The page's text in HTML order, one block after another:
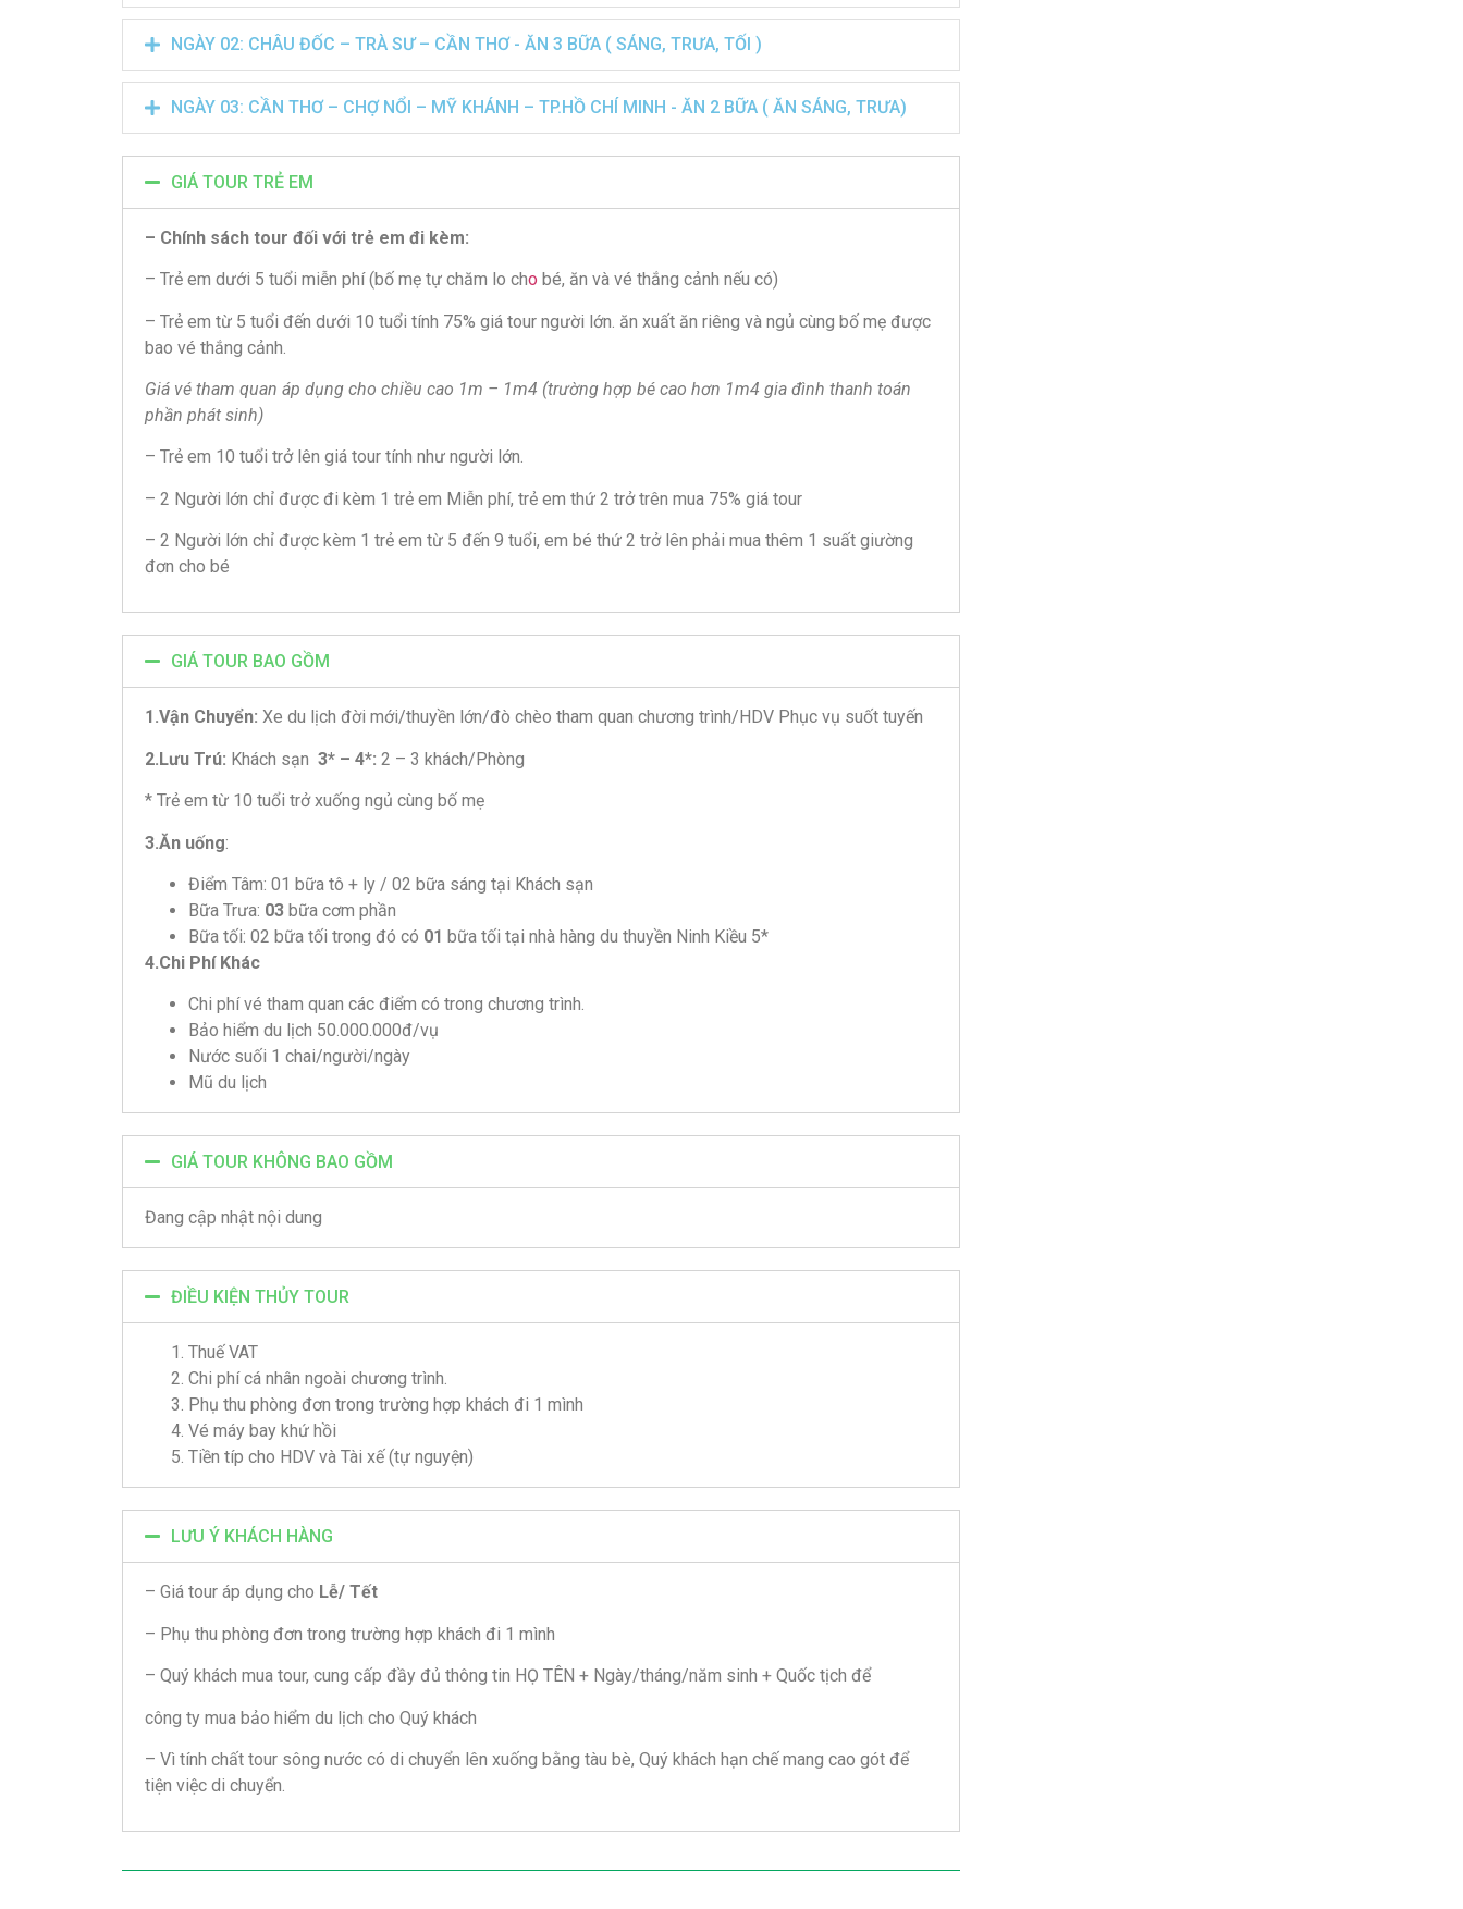
NGÀY 02: CHÂU ĐỐC – TRÀ SƯ – CẦN THƠ - ĂN 3 BỮA ( SÁNG, TRƯA, TỐI )
NGÀY 03: CẦN THƠ – CHỢ NỔI – MỸ KHÁNH – TP.HỒ CHÍ MINH - ĂN 2 BỮA ( ĂN SÁNG, TRƯA)
GIÁ TOUR TRẺ EM
– Chính sách tour đối với trẻ em đi kèm:
– Trẻ em dưới 5 tuổi miễn phí (bố mẹ tự chăm lo cho bé, ăn và vé thắng cảnh nếu có)
– Trẻ em từ 5 tuổi đến dưới 10 tuổi tính 75% giá tour người lớn. ăn xuất ăn riêng và ngủ cùng bố mẹ được
bao vé thắng cảnh.
Giá vé tham quan áp dụng cho chiều cao 1m – 1m4 (trường hợp bé cao hơn 1m4 gia đình thanh toán
phần phát sinh)
– Trẻ em 10 tuổi trở lên giá tour tính như người lớn.
– 2 Người lớn chỉ được đi kèm 1 trẻ em Miễn phí, trẻ em thứ 2 trở trên mua 75% giá tour
– 2 Người lớn chỉ được kèm 1 trẻ em từ 5 đến 9 tuổi, em bé thứ 2 trở lên phải mua thêm 1 suất giường
đơn cho bé
GIÁ TOUR BAO GỒM
1.Vận Chuyển: Xe du lịch đời mới/thuyền lớn/đò chèo tham quan chương trình/HDV Phục vụ suốt tuyến
2.Lưu Trú: Khách sạn 3* – 4*: 2 – 3 khách/Phòng
* Trẻ em từ 10 tuổi trở xuống ngủ cùng bố mẹ
3.Ăn uống:
Điểm Tâm: 01 bữa tô + ly / 02 bữa sáng tại Khách sạn
Bữa Trưa: 03 bữa cơm phần
Bữa tối: 02 bữa tối trong đó có 01 bữa tối tại nhà hàng du thuyền Ninh Kiều 5*
4.Chi Phí Khác
Chi phí vé tham quan các điểm có trong chương trình.
Bảo hiểm du lịch 50.000.000đ/vụ
Nước suối 1 chai/người/ngày
Mũ du lịch
GIÁ TOUR KHÔNG BAO GỒM
Đang cập nhật nội dung
ĐIỀU KIỆN THỦY TOUR
Thuế VAT
Chi phí cá nhân ngoài chương trình.
Phụ thu phòng đơn trong trường hợp khách đi 1 mình
Vé máy bay khứ hồi
Tiền típ cho HDV và Tài xế (tự nguyện)
LƯU Ý KHÁCH HÀNG
– Giá tour áp dụng cho Lễ/ Tết
– Phụ thu phòng đơn trong trường hợp khách đi 1 mình
– Quý khách mua tour, cung cấp đầy đủ thông tin HỌ TÊN + Ngày/tháng/năm sinh + Quốc tịch để
công ty mua bảo hiểm du lịch cho Quý khách
– Vì tính chất tour sông nước có di chuyển lên xuống bằng tàu bè, Quý khách hạn chế mang cao gót để
tiện việc di chuyển.